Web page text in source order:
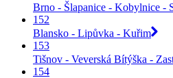
Brno - Šlapanice - Kobylnice -
152
Blansko - Lipůvka - Kuřim
153
Tišnov - Veverská Bítýška -
154